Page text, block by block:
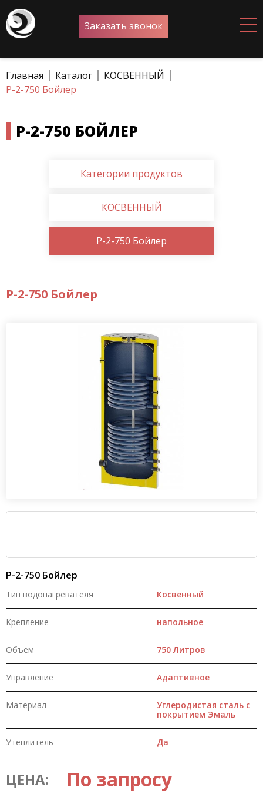
Заказать звонок
Главная Каталог
КОСВЕННЫЙ
P-2-750 Бойлер
P-2-750 БОЙЛЕР
Категории продуктов
КОСВЕННЫЙ
P-2-750 Бойлер
P-2-750 Бойлер
P-2-750 Бойлер
Тип водонагревателя Косвенный
Крепление напольное
Объем 750 Литров
Управление Адаптивное
Материал
Углеродистая сталь с
покрытием Эмаль
Утеплитель Да
ЦЕНА: По запросу